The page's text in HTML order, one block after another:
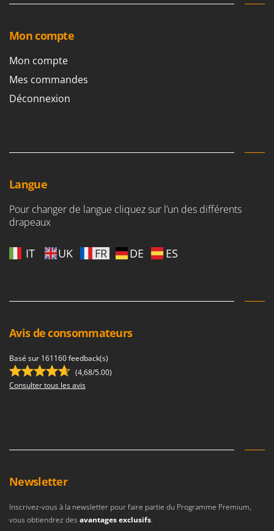
Ritter
Robomow
Rossofuoco
Rover Pompe
Royal Food
S
S.T.P.
Sbaraglia
Schnitzer
Seven Italy
Shark
Silky
Sirman
Smartwood
Smeg
Snapper
Solidur
Spring Protezione
Stanley
Stocker
Mon compte
Mon compte
Mes commandes
Déconnexion
Langue
Pour changer de langue cliquez sur l’un des différents
drapeaux
IT UK FR DE ES
Avis de consommateurs
Basé sur 161160 feedback(s)
(4,68/5.00)
Consulter tous les avis
Newsletter
Inscrivez-vous à la newsletter pour faire partie du Programme Premium,
vous obtiendrez des avantages exclusifs.